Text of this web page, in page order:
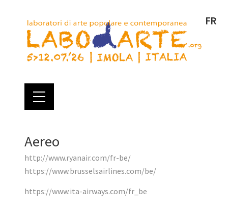
FR
Aereo
http://www.ryanair.com/fr-be/
https://www.brusselsairlines.com/be/
https://www.ita-airways.com/fr_be